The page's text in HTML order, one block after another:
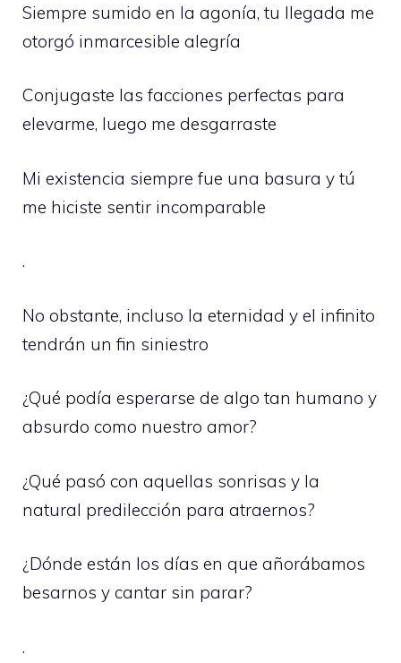
Siempre sumido en la agonía, tu llegada me
otorgó inmarcesible alegría
Conjugaste las facciones perfectas para
elevarme, luego me desgarraste
Mi existencia siempre fue una basura y tú
me hiciste sentir incomparable
.
No obstante, incluso la eternidad y el infinito
tendrán un fin siniestro
¿Qué podía esperarse de algo tan humano y
absurdo como nuestro amor?
¿Qué pasó con aquellas sonrisas y la
natural predilección para atraernos?
¿Dónde están los días en que añorábamos
besarnos y cantar sin parar?
.